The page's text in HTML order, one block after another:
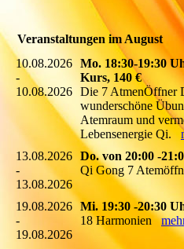
Veranstaltungen im August
10.08.2026
-
10.08.2026
Mo. 18:30-19:30
Kurs, 140 €
Die 7 AtmenÖffner
wunderschöne
Atemraum und
Lebensenergie Qi.
13.08.2026
-
13.08.2026
Do. von 20:00 -
Qi Gong 7
19.08.2026
-
19.08.2026
Mi. 19:30 -20:30
18 Harmonien